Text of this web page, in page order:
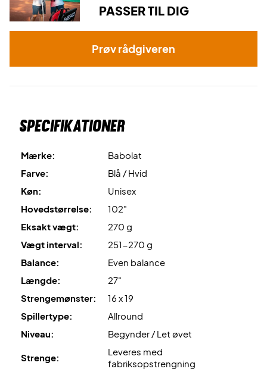
PASSER TIL DIG
Prøv rådgiveren
Specifikationer
Mærke:
Babolat
Farve:
Blå / Hvid
Køn:
Unisex
Hovedstørrelse:
102"
Eksakt vægt:
270 g
Vægt interval:
251-270 g
Balance:
Even balance
Længde:
27"
Strengemønster:
16 x 19
Spillertype:
Allround
Niveau:
Begynder / Let øvet
Strenge:
Leveres med
fabriksopstrengning